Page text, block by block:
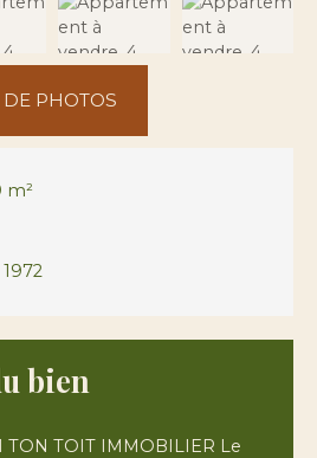
DE PHOTOS
m²
1972
bien
TON TOIT IMMOBILIER Le